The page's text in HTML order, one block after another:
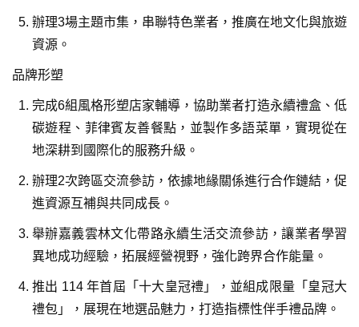
辦理3場主題市集，串聯特色業者，推廣在地文化與旅遊
資源。
品牌形塑
完成6組風格形塑店家輔導，協助業者打造永續禮盒、低
碳遊程、菲律賓友善餐點，並製作多語菜單，實現從在
地深耕到國際化的服務升級。
辦理2次跨區交流參訪，依據地緣關係進行合作鏈結，促
進資源互補與共同成長。
舉辦嘉義雲林文化帶路永續生活交流參訪，讓業者學習
異地成功經驗，拓展經營視野，強化跨界合作能量。
推出 114 年首屆「十大皇冠禮」，並組成限量「皇冠大
禮包」，展現在地選品魅力，打造指標性伴手禮品牌。